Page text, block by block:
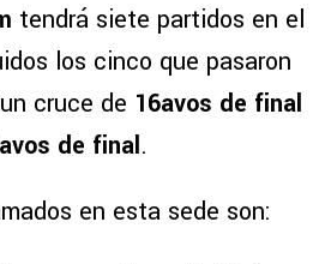
tendrá siete partidos en el
los cinco que pasaron
cruce de 16avos de final
de final.
en esta sede son: